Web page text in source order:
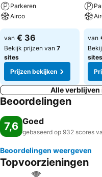
Parkeren
Airco
van € 36
Bekijk prijzen van 7
sites
Prijzen bekijken
van
sites
Alle verblijven
Beoordelingen
7,6 Goed
gebaseerd op 932 scores
Beoordelingen weergeven
Topvoorzieningen